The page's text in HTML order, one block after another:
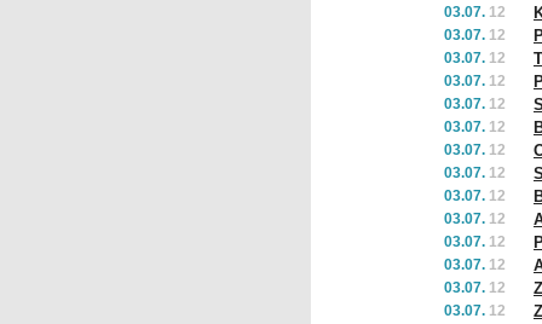
03.07. 12
03.07. 12
03.07. 12
03.07. 12
03.07. 12
03.07. 12
03.07. 12
03.07. 12
03.07. 12
03.07. 12
03.07. 12
03.07. 12
03.07. 12
03.07. 12